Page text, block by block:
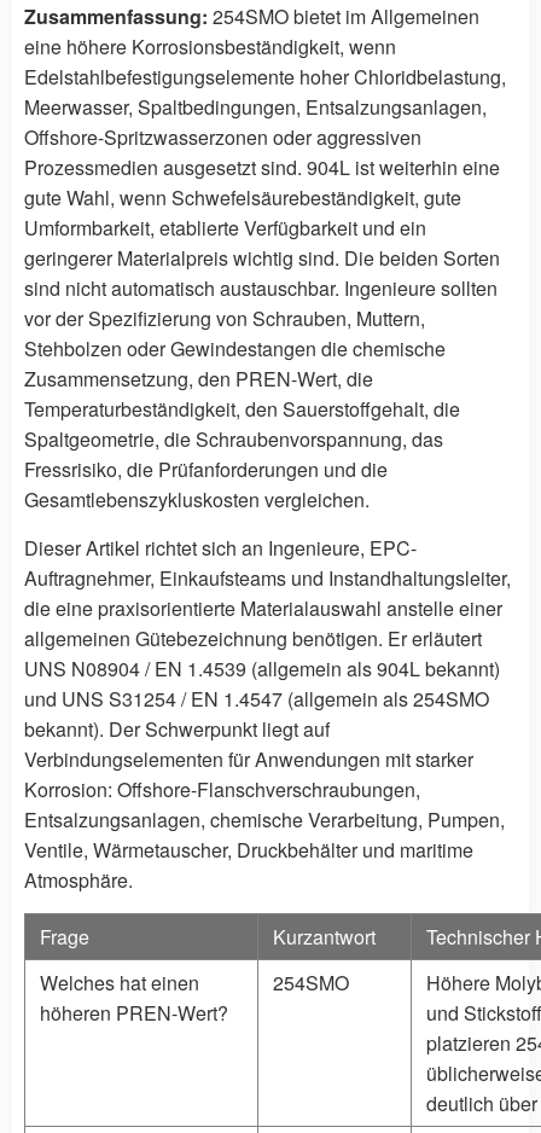
Zusammenfassung: 254SMO bietet im Allgemeinen
eine höhere Korrosionsbeständigkeit, wenn
Edelstahlbefestigungselemente hoher Chloridbelastung,
Meerwasser, Spaltbedingungen, Entsalzungsanlagen,
Offshore-Spritzwasserzonen oder aggressiven
Prozessmedien ausgesetzt sind. 904L ist weiterhin eine
gute Wahl, wenn Schwefelsäurebeständigkeit, gute
Umformbarkeit, etablierte Verfügbarkeit und ein
geringerer Materialpreis wichtig sind. Die beiden Sorten
sind nicht automatisch austauschbar. Ingenieure sollten
vor der Spezifizierung von Schrauben, Muttern,
Stehbolzen oder Gewindestangen die chemische
Zusammensetzung, den PREN-Wert, die
Temperaturbeständigkeit, den Sauerstoffgehalt, die
Spaltgeometrie, die Schraubenvorspannung, das
Fressrisiko, die Prüfanforderungen und die
Gesamtlebenszykluskosten vergleichen.
Dieser Artikel richtet sich an Ingenieure, EPC-
Auftragnehmer, Einkaufsteams und Instandhaltungsleiter,
die eine praxisorientierte Materialauswahl anstelle einer
allgemeinen Gütebezeichnung benötigen. Er erläutert
UNS N08904 / EN 1.4539 (allgemein als 904L bekannt)
und UNS S31254 / EN 1.4547 (allgemein als 254SMO
bekannt). Der Schwerpunkt liegt auf
Verbindungselementen für Anwendungen mit starker
Korrosion: Offshore-Flanschverschraubungen,
Entsalzungsanlagen, chemische Verarbeitung, Pumpen,
Ventile, Wärmetauscher, Druckbehälter und maritime
Atmosphäre.
Frage Kurzantwort
Technischer
Welches hat einen
höheren PREN-Wert?
254SMO
Höhere
und
platzieren
deutlich